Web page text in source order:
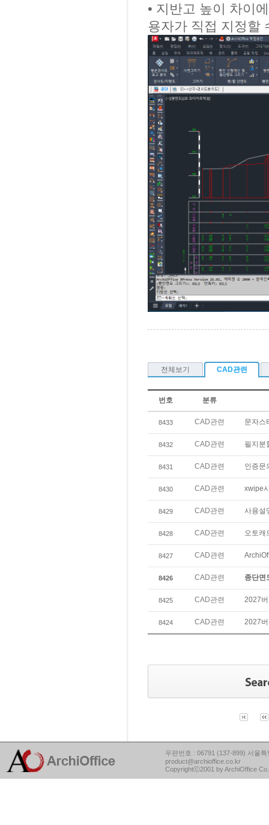
• 지반고 높이 차이
용자가 직접 지정할
전체보기 CAD관련
번호 분류
8433 CAD관련 문자스
8432 CAD관련 필지분
8431 CAD관련 인증문
8430 CAD관련 xwipe
8429 CAD관련 사용설
8428 CAD관련 오토캐
8427 CAD관련
8426 CAD관련 종단면
8425 CAD관련 2027
8424 CAD관련 2027
우편번호 : 06791 (137-899) 서울
product@archioffice.co.kr
Copyrightⓒ2001 by ArchiOffice